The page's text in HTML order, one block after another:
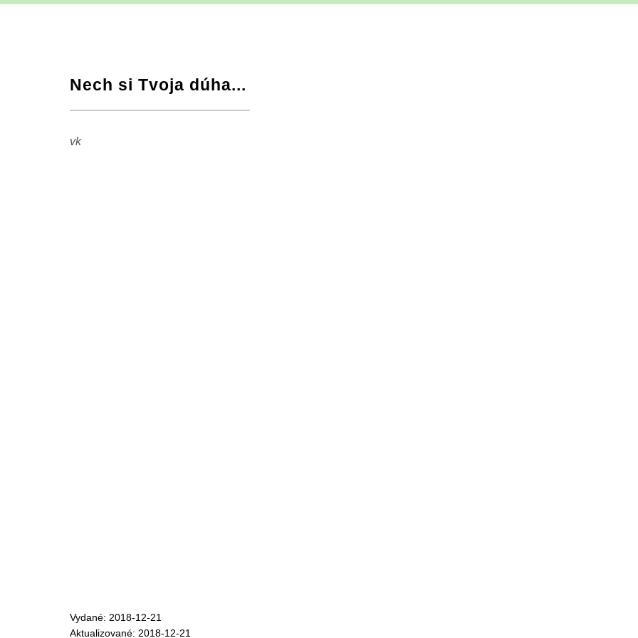
Nech si Tvoja dúha...
vk
Vydané: 2018-12-21
Aktualizované: 2018-12-21